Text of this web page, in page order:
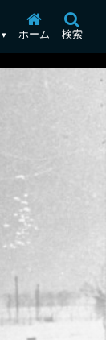
▾ ホーム 検索